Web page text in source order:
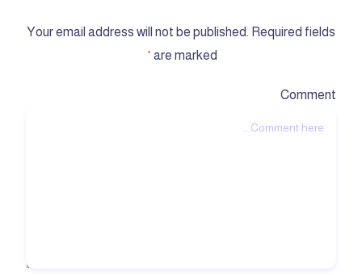
Your email address will not be published. Required fields
are marked
*
Comment